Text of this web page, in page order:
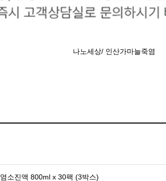
나노세상/ 인산가마늘죽염
소진액 800ml x 30팩 (3박스)